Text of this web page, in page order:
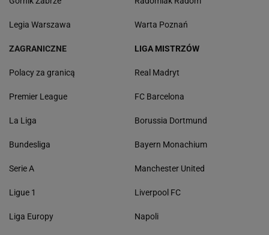
Legia Warszawa Warta Poznań
ZAGRANICZNE
Polacy za granicą
Premier League
La Liga
Bundesliga
Serie A
Ligue 1
Liga Europy
LIGA MISTRZÓW
Real Madryt
FC Barcelona
Borussia Dortmund
Bayern Monachium
Manchester United
Liverpool FC
Napoli